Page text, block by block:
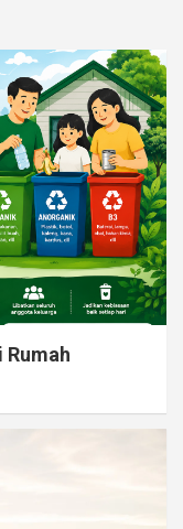
Rumah